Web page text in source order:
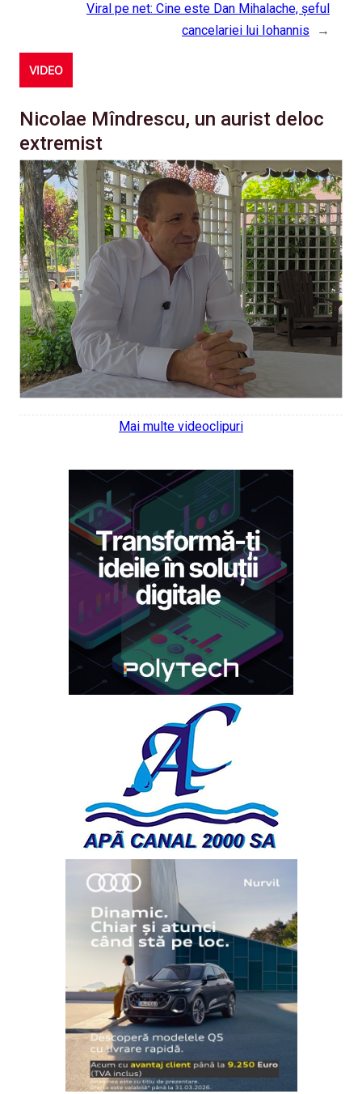
Viral pe net: Cine este Dan Mihalache, șeful
cancelariei lui Iohannis
→
VIDEO
Nicolae Mîndrescu, un aurist deloc
extremist
Mai multe videoclipuri